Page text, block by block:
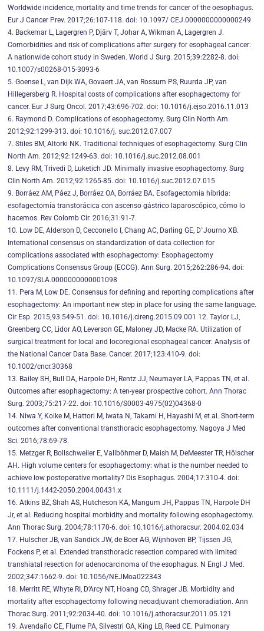
Worldwide incidence, mortality and time trends for cancer of the oesophagus.
Eur J Cancer Prev. 2017;26:107-118. doi: 10.1097/ CEJ.0000000000000249
4. Backemar L, Lagergren P, Djärv T, Johar A, Wikman A, Lagergren J.
Comorbidities and risk of complications after surgery for esophageal cancer:
A nationwide cohort study in Sweden. World J Surg. 2015;39:2282-8. doi:
10.1007/s00268-015-3093-6
5. Goense L, van Dijk WA, Govaert JA, van Rossum PS, Ruurda JP, van
Hillegersberg R. Hospital costs of complications after esophagectomy for
cancer. Eur J Surg Oncol. 2017;43:696-702. doi: 10.1016/j.ejso.2016.11.013
6. Raymond D. Complications of esophagectomy. Surg Clin North Am.
2012;92:1299-313. doi: 10.1016/j. suc.2012.07.007
7. Stiles BM, Altorki NK. Traditional techniques of esophagectomy. Surg Clin
North Am. 2012;92:1249-63. doi: 10.1016/j.suc.2012.08.001
8. Levy RM, Trivedi D, Luketich JD. Minimally invasive esophagectomy. Surg
Clin North Am. 2012;92:1265-85. doi: 10.1016/j.suc.2012.07.015
9. Borráez AM, Páez J, Borráez OA, Borráez BA. Esofagectomía híbrida:
esofagectomía transtorácica con ascenso gástrico laparoscópico, cómo lo
hacemos. Rev Colomb Cir. 2016;31:91-7.
10. Low DE, Alderson D, Cecconello I, Chang AC, Darling GE, D`Journo XB.
International consensus on standardization of data collection for
complications associated with esophagectomy: Esophagectomy
Complications Consensus Group (ECCG). Ann Surg. 2015;262:286-94. doi:
10.1097/SLA.0000000000001098
11. Pera M, Low DE. Consensus for defining and reporting complications after
esophagectomy: An important new step in place for using the same language.
Cir Esp. 2015;93:549-51. doi: 10.1016/j.cireng.2015.09.001 12. Taylor LJ,
Greenberg CC, Lidor AO, Leverson GE, Maloney JD, Macke RA. Utilization of
surgical treatment for local and locoregional esophageal cancer: Analysis of
the National Cancer Data Base. Cancer. 2017;123:410-9. doi:
10.1002/cncr.30368
13. Bailey SH, Bull DA, Harpole DH, Rentz JJ, Neumayer LA, Pappas TN, et al.
Outcomes after esophagectomy: A ten-year prospective cohort. Ann Thorac
Surg. 2003;75:217-22. doi: 10.1016/S0003-4975(02)04368-0
14. Niwa Y, Koike M, Hattori M, Iwata N, Takami H, Hayashi M, et al. Short-term
outcomes after conventional transthoracic esophagectomy. Nagoya J Med
Sci. 2016;78:69-78.
15. Metzger R, Bollschweiler E, Vallböhmer D, Maish M, DeMeester TR, Hölscher
AH. High volume centers for esophagectomy: what is the number needed to
achieve low postoperative mortality? Dis Esophagus. 2004;17:310-4. doi:
10.1111/j.1442-2050.2004.00431.x
16. Atkins BZ, Shah AS, Hutcheson KA, Mangum JH, Pappas TN, Harpole DH
Jr, et al. Reducing hospital morbidity and mortality following esophagectomy.
Ann Thorac Surg. 2004;78:1170-6. doi: 10.1016/j.athoracsur. 2004.02.034
17. Hulscher JB, van Sandick JW, de Boer AG, Wijnhoven BP, Tijssen JG,
Fockens P, et al. Extended transthoracic resection compared with limited
transhiatal resection for adenocarcinoma of the esophagus. N Engl J Med.
2002;347:1662-9. doi: 10.1056/NEJMoa022343
18. Merritt RE, Whyte RI, D’Arcy NT, Hoang CD, Shrager JB. Morbidity and
mortality after esophagectomy following neoadjuvant chemoradiation. Ann
Thorac Surg. 2011;92:2034-40. doi: 10.1016/j.athoracsur.2011.05.121
19. Avendaño CE, Flume PA, Silvestri GA, King LB, Reed CE. Pulmonary